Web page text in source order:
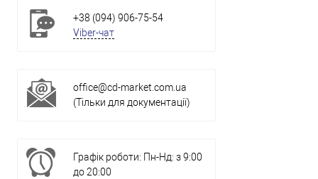
+38 (094) 906-75-54
Viber-чат
office@cd-market.com.ua
(Тільки для документації)
Графік роботи: Пн-Нд: з 9:00
до 20:00